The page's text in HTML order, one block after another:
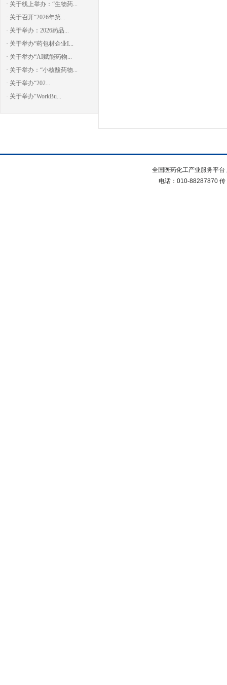
· 关于线上举办：“生物药...
· 关于召开“2026年第...
· 关于举办：2026药品...
· 关于举办“药包材企业I...
· 关于举办“AI赋能药物...
· 关于举办：“小核酸药物...
· 关于举办“202...
· 关于举办“WorkBu...
全国医药化工产业服务平
电话：010-88287870